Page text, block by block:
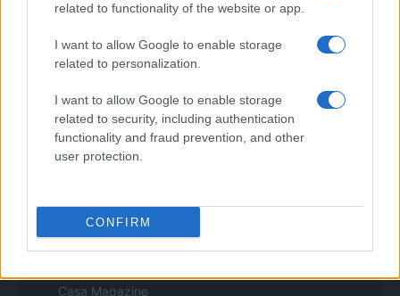
related to functionality of the website or app.
I want to allow Google to enable storage
related to personalization.
I want to allow Google to enable storage
related to security, including authentication
functionality and fraud prevention, and other
user protection.
CONFIRM
Para señalar a la redacción de cualquier error en el uso del material
: nos ocuparemos de
la retirada del material que atenta contra los derechos de terceros.
Copyright © 2024 | Actualidad.es - Publicado en España por
- Numero REA 2729933 - Todos los derechos reservados.
Politica de cookies
Procesamiento de datos
tecnología con Inteligencia Artificial y por creadores independientes
Casa Magazine